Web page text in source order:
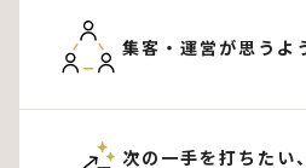
集客・運営が思うよ
次の一手を打ちたい、